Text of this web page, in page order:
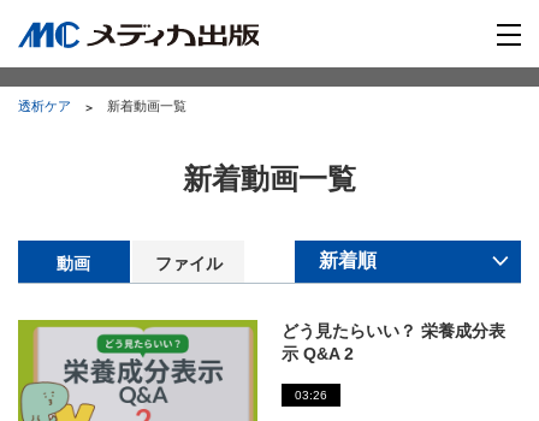
透析ケア 新着動画一覧
新着動画一覧
動画 ファイル
どう見たらいい？ 栄養成分表
示 Q&A 2
03:26